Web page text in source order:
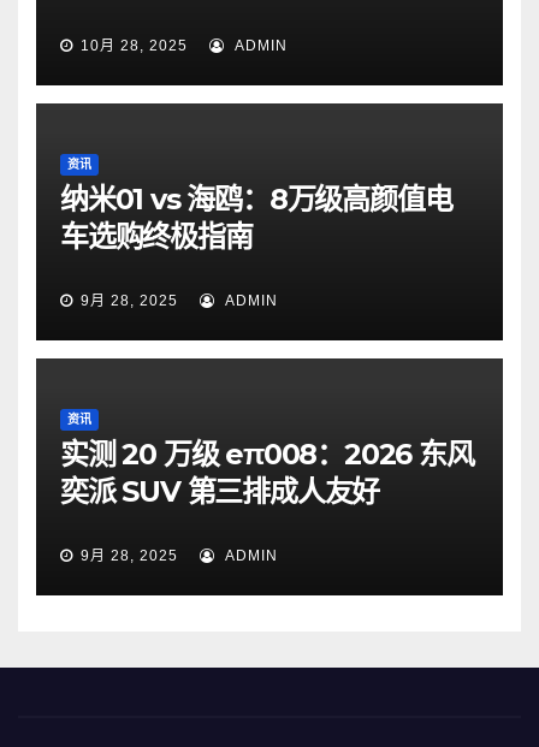
10月 28, 2025 ADMIN
资讯
纳米01 vs 海鸥：8万级高颜值电
车选购终极指南
9月 28, 2025 ADMIN
资讯
实测 20 万级 eπ008：2026 东风
奕派 SUV 第三排成人友好
9月 28, 2025 ADMIN